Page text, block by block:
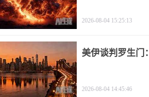
2026-08-04 15:25:13
美伊谈判罗生门
2026-08-04 14:45:46